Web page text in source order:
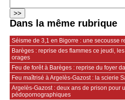
Dans la même rubrique
Séisme de 3,1 en Bigorre : une secousse
Barèges : reprise des flammes ce jeudi,
orages
Feu de forêt à Barèges : reprise du foyer
Feu maîtrisé à Argelès-Gazost : la scierie
Argelès-Gazost : deux ans de prison pour
pédopornographiques